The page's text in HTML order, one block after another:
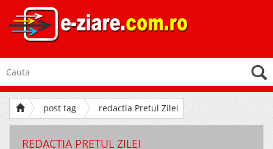
post tag redactia Pretul Zilei
REDACTIA PRETUL ZILEI